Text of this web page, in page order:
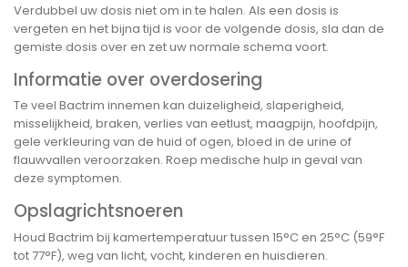
Verdubbel uw dosis niet om in te halen. Als een dosis is
vergeten en het bijna tijd is voor de volgende dosis, sla dan de
gemiste dosis over en zet uw normale schema voort.
Informatie over overdosering
Te veel Bactrim innemen kan duizeligheid, slaperigheid,
misselijkheid, braken, verlies van eetlust, maagpijn, hoofdpijn,
gele verkleuring van de huid of ogen, bloed in de urine of
flauwvallen veroorzaken. Roep medische hulp in geval van
deze symptomen.
Opslagrichtsnoeren
Houd Bactrim bij kamertemperatuur tussen 15°C en 25°C (59°F
tot 77°F), weg van licht, vocht, kinderen en huisdieren.